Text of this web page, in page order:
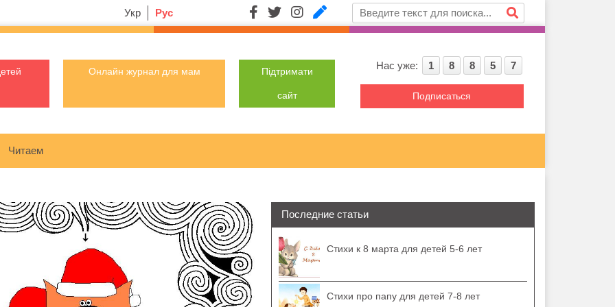
Укр Рус
Онлайн журнал для мам Підтримати
сайт
Нас уже: 1 8 8 5 7
Подписаться
Читаем
Последние статьи
Стихи к 8 марта для детей 5-6 лет
Стихи про папу для детей 7-8 лет